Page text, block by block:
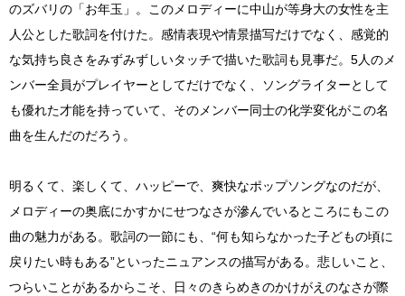
のズバリの「お年玉」。このメロディーに中山が等身大の女性を主
人公とした歌詞を付けた。感情表現や情景描写だけでなく、感覚的
な気持ち良さをみずみずしいタッチで描いた歌詞も見事だ。5人のメ
ンバー全員がプレイヤーとしてだけでなく、ソングライターとして
も優れた才能を持っていて、そのメンバー同士の化学変化がこの名
曲を生んだのだろう。
明るくて、楽しくて、ハッピーで、爽快なポップソングなのだが、
メロディーの奥底にかすかにせつなさが滲んでいるところにもこの
曲の魅力がある。歌詞の一節にも、“何も知らなかった子どもの頃に
戻りたい時もある”といったニュアンスの描写がある。悲しいこと、
つらいことがあるからこそ、日々のきらめきのかけがえのなさが際